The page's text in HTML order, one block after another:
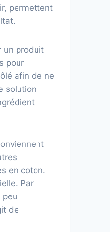
permettent
un produit
pour
afin de ne
solution
en coton.
Par
peu
de